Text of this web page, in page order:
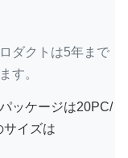
ダクトは5年まで
す。
ッケージは20PC/
サイズは